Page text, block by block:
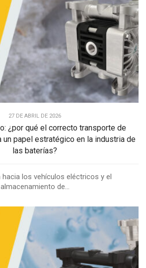
27 DE ABRIL DE 2026
¿por qué el correcto transporte de
papel estratégico en la industria de
las baterías?
los vehículos eléctricos y el
almacenamiento de...